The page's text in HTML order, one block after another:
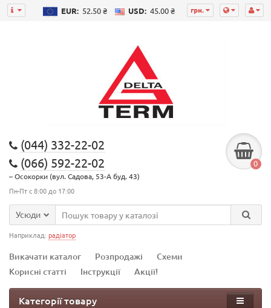
грн.
EUR: 52.50 ₴ USD: 45.00 ₴
(044) 332-22-02
(066) 592-22-02
– Осокорки (вул. Садова, 53-А буд. 43)
Пн-Пт с 8:00 до 17:00
0
Усюди
Наприклад: радіатор
Викачати каталог Розпродажі
Схеми
Корисні статті
Інструкції Акції!
Категорії товару